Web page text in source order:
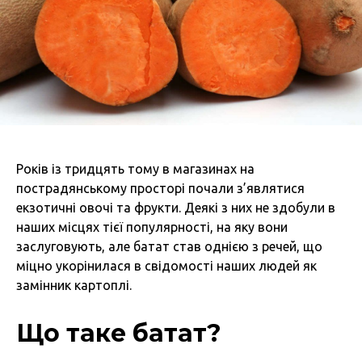
Років із тридцять тому в магазинах на
пострадянському просторі почали з’являтися
екзотичні овочі та фрукти. Деякі з них не здобули в
наших місцях тієї популярності, на яку вони
заслуговують, але батат став однією з речей, що
міцно укорінилася в свідомості наших людей як
замінник картоплі.
Що таке батат?